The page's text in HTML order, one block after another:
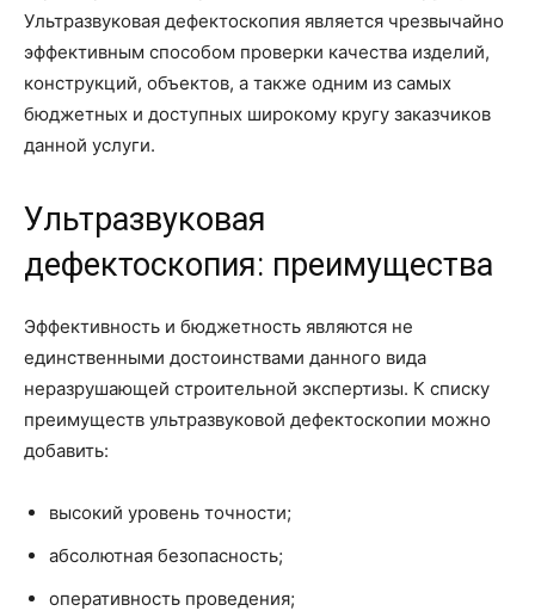
Ультразвуковая дефектоскопия является чрезвычайно
эффективным способом проверки качества изделий,
конструкций, объектов, а также одним из самых
бюджетных и доступных широкому кругу заказчиков
данной услуги.
Ультразвуковая
дефектоскопия: преимущества
Эффективность и бюджетность являются не
единственными достоинствами данного вида
неразрушающей строительной экспертизы. К списку
преимуществ ультразвуковой дефектоскопии можно
добавить:
высокий уровень точности;
абсолютная безопасность;
оперативность проведения;